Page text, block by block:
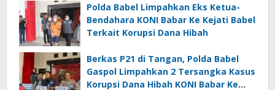
Polda Babel Limpahkan Eks Ketua-
Bendahara KONI Babar Ke Kejati Babel
Terkait Korupsi Dana Hibah
Berkas P21 di Tangan, Polda Babel
Gaspol Limpahkan 2 Tersangka Kasus
Korupsi Dana Hibah KONI Babar Ke